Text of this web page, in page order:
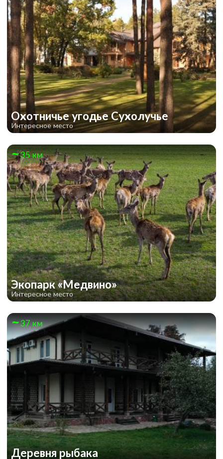
Охотничье угодье Сухолучье
Интересное место
35 км
Экопарк «Медвино»
Интересное место
37 км
Деревня рыбака